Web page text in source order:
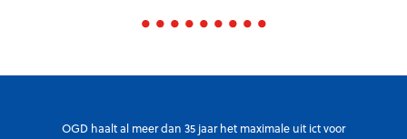
OGD haalt al meer dan 35 jaar het maximale uit ict voor